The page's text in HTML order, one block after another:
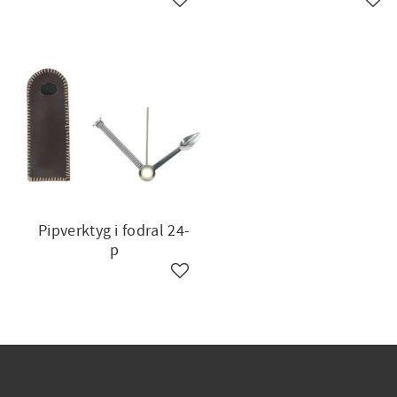
Lägg till i favoriter
Pipverktyg i fodral 24-
p
Lägg till i favoriter